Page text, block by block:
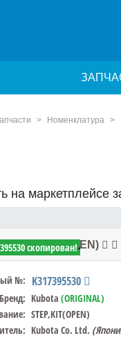
Номенклатура
на маркетплейсе
STEP,KIT(OPEN)
№: K317395530
Бренд: Kubota (ORIGINAL)
STEP,KIT(OPEN)
Kubota Co. Ltd.
скопирован!